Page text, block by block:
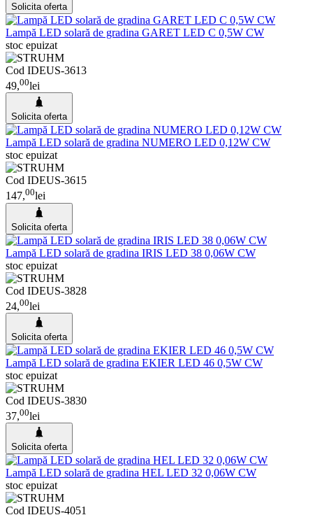
Solicita oferta
Lampă LED solară de gradina GARET LED C 0,5W CW
stoc epuizat
Cod IDEUS-3613
49,00lei
Solicita oferta
Lampă LED solară de gradina NUMERO LED 0,12W CW
stoc epuizat
Cod IDEUS-3615
147,00lei
Solicita oferta
Lampă LED solară de gradina IRIS LED 38 0,06W CW
stoc epuizat
Cod IDEUS-3828
24,00lei
Solicita oferta
Lampă LED solară de gradina EKIER LED 46 0,5W CW
stoc epuizat
Cod IDEUS-3830
37,00lei
Solicita oferta
Lampă LED solară de gradina HEL LED 32 0,06W CW
stoc epuizat
Cod IDEUS-4051